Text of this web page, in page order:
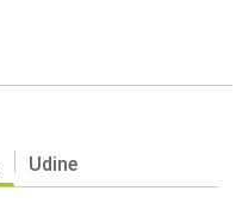
Udine